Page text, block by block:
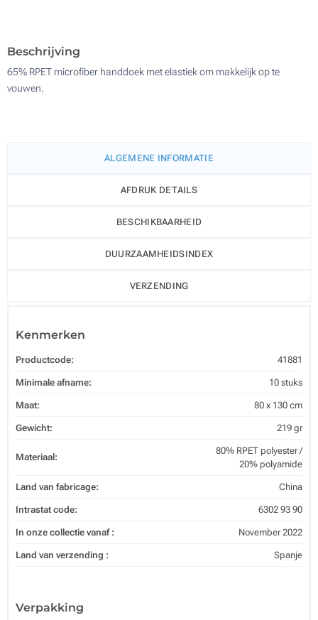
Beschrijving
65% RPET microfiber handdoek met elastiek om makkelijk op te
vouwen.
ALGEMENE INFORMATIE
AFDRUK DETAILS
BESCHIKBAARHEID
DUURZAAMHEIDSINDEX
VERZENDING
Kenmerken
Productcode: 41881
Minimale afname: 10 stuks
Maat: 80 x 130 cm
Gewicht: 219 gr
Materiaal:
80% RPET polyester /
20% polyamide
Land van fabricage: China
Intrastat code: 6302 93 90
In onze collectie vanaf : November 2022
Land van verzending : Spanje
Verpakking